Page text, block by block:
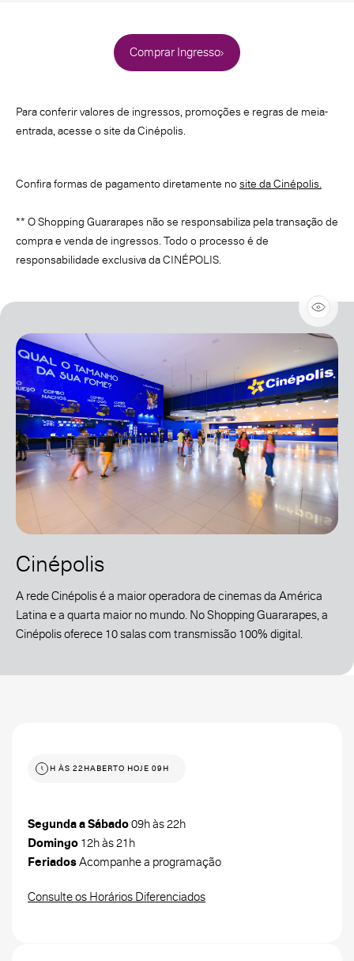
Comprar Ingresso
Para conferir valores de ingressos, promoções e regras de meia-
entrada, acesse o site da Cinépolis.
Confira formas de pagamento diretamente no site da Cinépolis.
** O Shopping Guararapes não se responsabiliza pela transação de
compra e venda de ingressos. Todo o processo é de
responsabilidade exclusiva da CINÉPOLIS.
Cinépolis
A rede Cinépolis é a maior operadora de cinemas da América
Latina e a quarta maior no mundo. No Shopping Guararapes, a
Cinépolis oferece 10 salas com transmissão 100% digital.
HOJE 09H ÀS 22HABERTO HOJE 09H ÀS 22H
Segunda a Sábado09h às 22h
Domingo 12h às 21h
FeriadosAcompanhe a programação
Consulte os Horários Diferenciados